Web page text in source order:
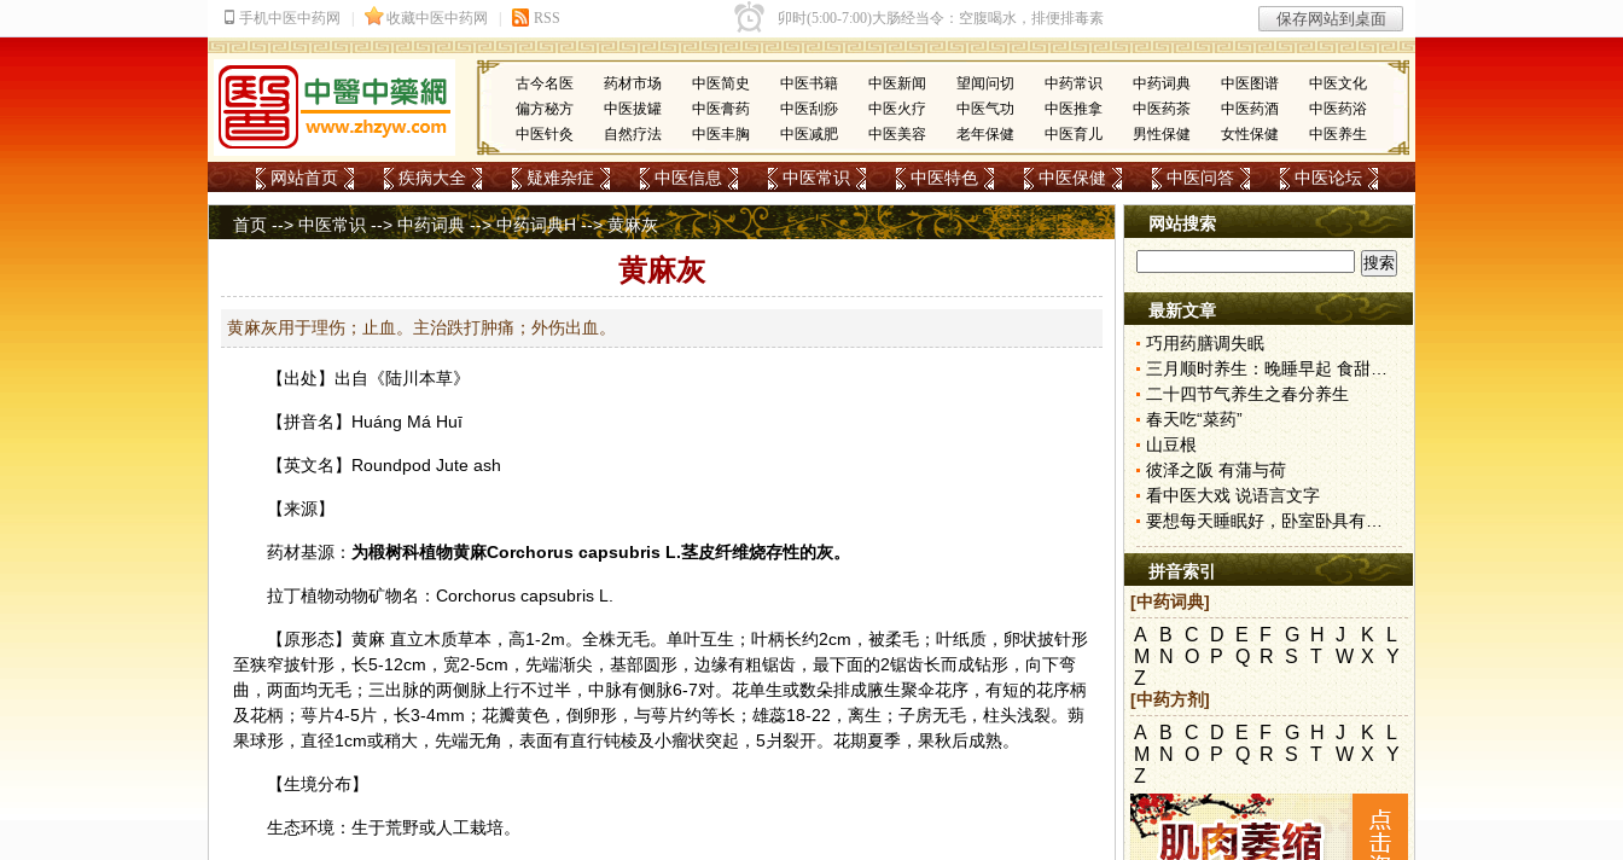
古今名医 药材市场 中医简史 中医书籍 中医新闻 望闻问切 中药常识 中药词典 中医图谱
中医文化
偏方秘方
中医拔罐 中医膏药 中医刮痧 中医火疗 中医气功 中医推拿 中医药茶 中医药酒
中医药浴
中医针灸
自然疗法 中医丰胸 中医减肥 中医美容 老年保健 中医育儿 男性保健 女性保健 中医养生
网站首页 疾病大全 疑难杂症 中医信息 中医常识 中医特色 中医保健 中医问答 中医论坛
首页 -->中医常识 -->中药词典-->中药词典H--> 黄麻灰
黄麻灰
黄麻灰用于理伤；止血。主治跌打肿痛；外伤出血。
【出处】出自《陆川本草》
【拼音名】Huánɡ Má Huī
【英文名】Roundpod Jute ash
【来源】
药材基源： 为椴树科植物黄麻Corchorus capsubris L.茎皮纤维烧存性的灰。
拉丁植物动物矿物名：Corchorus capsubris L.
【原形态】黄麻 直立木质草本，高1-2m。全株无毛。单叶互生；叶柄长约2cm，被柔毛；叶纸质，卵状披针形
至狭窄披针形，长5-12cm，宽2-5cm，先端渐尖，基部圆形，边缘有粗锯齿，最下面的2锯齿长而成钻形，向下弯
曲，两面均无毛；三出脉的两侧脉上行不过半，中脉有侧脉6-7对。花单生或数朵排成腋生聚伞花序，有短的花序柄
及花柄；萼片4-5片，长3-4mm；花瓣黄色，倒卵形，与萼片约等长；雄蕊18-22，离生；子房无毛，柱头浅裂。蒴
果球形，直径1cm或稍大，先端无角，表面有直行钝棱及小瘤状突起，5爿裂开。花期夏季，果秋后成熟。
【生境分布】
生态环境：生于荒野或人工栽培。
网站搜索
最新文章
巧用药膳调失眠
三月顺时养生：晚睡早起 食甜养肝
二十四节气养生之春分养生
春天吃“菜药”
山豆根
彼泽之阪 有蒲与荷
看中医大戏 说语言文字
要想每天睡眠好，卧室卧具有讲究
拼音索引
[中药词典]
A B C D E F G H J K
L
M N O P Q R S T W X
Y
Z
[中药方剂]
A B C D E F G H J K
L
M N O P Q R S T W X
Y
Z